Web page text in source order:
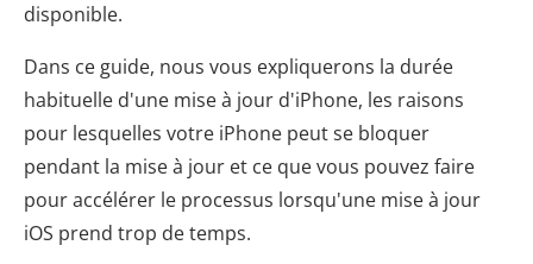
disponible.
Dans ce guide, nous vous expliquerons la durée
habituelle d'une mise à jour d'iPhone, les raisons
pour lesquelles votre iPhone peut se bloquer
pendant la mise à jour et ce que vous pouvez faire
pour accélérer le processus lorsqu'une mise à jour
iOS prend trop de temps.